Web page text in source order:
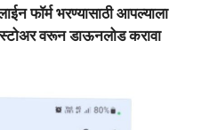
फॉर्म भरण्यासाठी आपल्याला
वरून डाऊनलोड करावा